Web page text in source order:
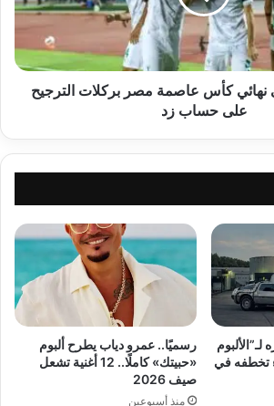
نهائي كأس عاصمة مصر بركلات الترجيح
على حساب زد
تخطفه في
رسميًا.. عمرو دياب يطرح ألبوم
«حبيتك» كاملًا.. 12 أغنية تشعل
صيف 2026
منذ أسبوعين